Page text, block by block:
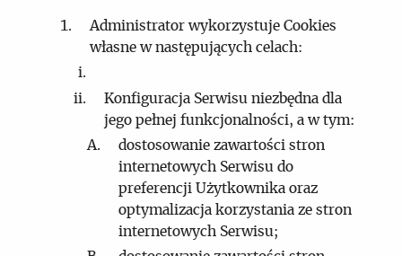
Administrator wykorzystuje Cookies
własne w następujących celach:
Konfiguracja Serwisu niezbędna dla
jego pełnej funkcjonalności, a w tym:
dostosowanie zawartości stron
internetowych Serwisu do
preferencji Użytkownika oraz
optymalizacja korzystania ze stron
internetowych Serwisu;